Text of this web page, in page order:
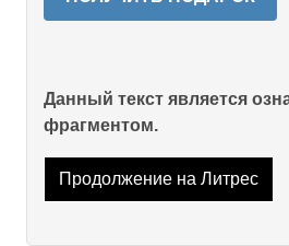
Данный текст является
фрагментом.
Продолжение на Литрес